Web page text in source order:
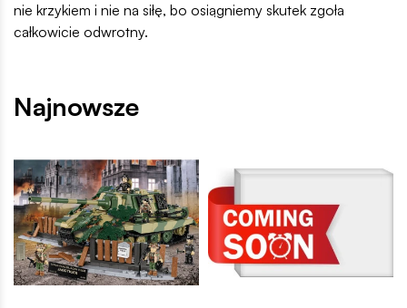
nie krzykiem i nie na siłę, bo osiągniemy skutek zgoła
całkowicie odwrotny.
Najnowsze